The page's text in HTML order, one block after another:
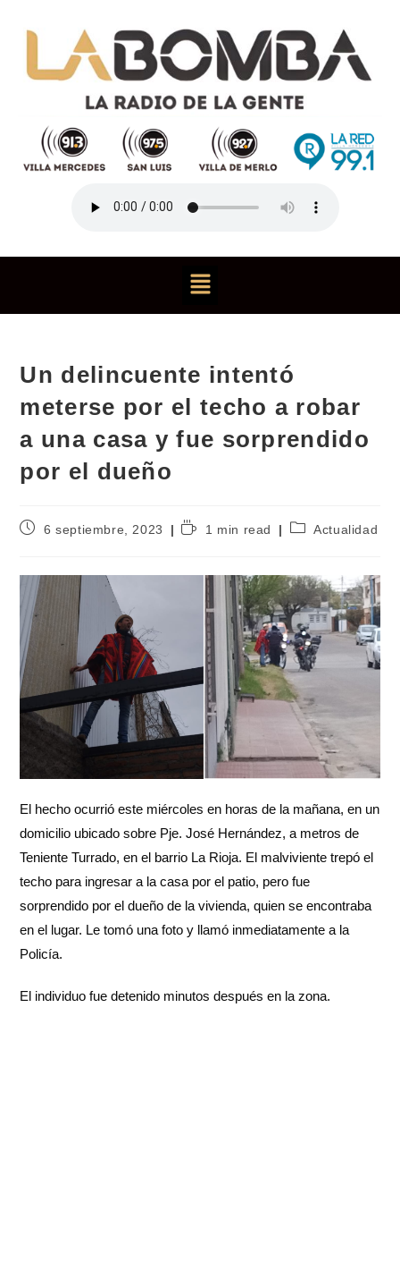
Un delincuente intentó
meterse por el techo a robar
a una casa y fue sorprendido
por el dueño
6 septiembre, 2023 1 min read Actualidad
El hecho ocurrió este miércoles en horas de la mañana, en un
domicilio ubicado sobre Pje. José Hernández, a metros de
Teniente Turrado, en el barrio La Rioja. El malviviente trepó el
techo para ingresar a la casa por el patio, pero fue
sorprendido por el dueño de la vivienda, quien se encontraba
en el lugar. Le tomó una foto y llamó inmediatamente a la
Policía.
El individuo fue detenido minutos después en la zona.